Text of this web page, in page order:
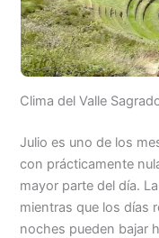
Clima del Valle
Julio es uno de los
con prácticamente
mayor parte del día.
mientras que los días
noches pueden bajar